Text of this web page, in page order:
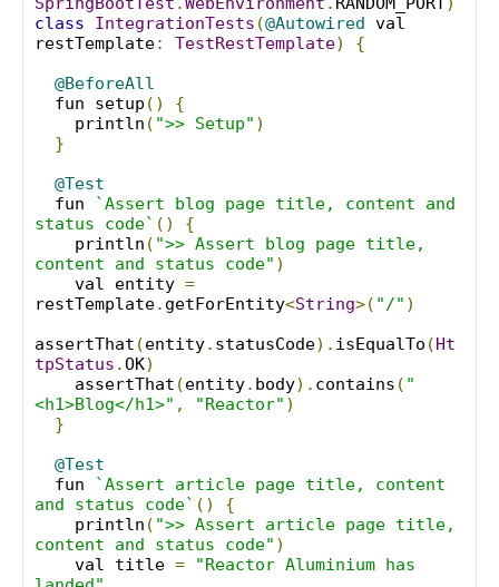
class
IntegrationTests (@Autowired val
restTemplate: TestRestTemplate)
{
@BeforeAll
  fun setup
()
{
    println
( ">> Setup" )
}
@Test
  fun
`Assert blog page title, content and
status code` ()
{
    println
( ">> Assert blog page title,
content and status code" )
    val entity
=
restTemplate. getForEntity<String>( "/" )
assertThat (entity. statusCode). isEqualTo (Ht
tpStatus .OK)
    assertThat
(entity. body). contains ( "
<h1>Blog</h1>" , "Reactor" )
}
@Test
  fun
`Assert article page title, content
and status code` ()
{
    println
( ">> Assert article page title,
content and status code" )
    val title
=
"Reactor Aluminium has